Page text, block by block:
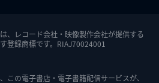
、レコード会社・映像製作会社が提供する
登録商標です。RIAJ70024001
この電子書店・電子書籍配信サービスが、